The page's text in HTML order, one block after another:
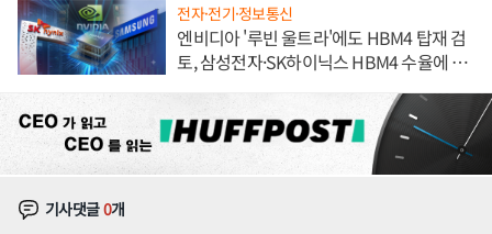
전자·전기·정보통신
엔비디아 '루빈 울트라'에도 HBM4 탑재 검
토, 삼성전자·SK하이닉스 HBM4 수율에 주
기사댓글0개